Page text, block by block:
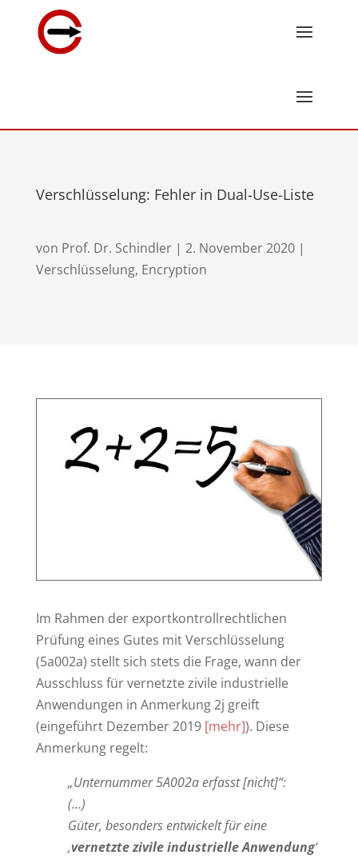
Verschlüsselung: Fehler in Dual-Use-Liste
von Prof. Dr. Schindler| 2. November 2020|
Verschlüsselung, Encryption
Im Rahmen der exportkontrollrechtlichen
Prüfung eines Gutes mit Verschlüsselung
(5a002a) stellt sich stets die Frage, wann der
Ausschluss für vernetzte zivile industrielle
Anwendungen in Anmerkung 2j greift
(eingeführt Dezember 2019 [mehr]). Diese
Anmerkung regelt:
„Unternummer 5A002a erfasst [nicht]“:
(…)
Güter, besonders entwickelt für eine
‚vernetzte zivile industrielle Anwendung‘